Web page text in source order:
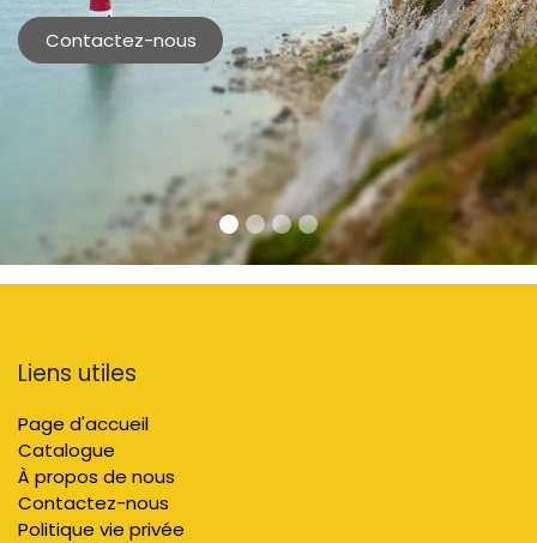
Contactez-nous
Liens utiles
Page d'accueil
Catalogue
À propos de nous
Contactez-nous
Politique vie privée